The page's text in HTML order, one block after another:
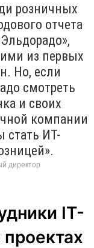
розничных
отчета
из первых
Но, если
смотреть
и своих
компании
ИТ-
директор
IT-